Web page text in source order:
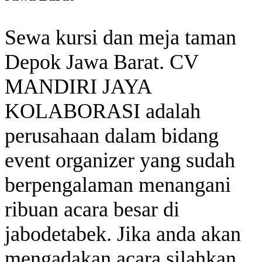
Sewa kursi dan meja taman
Depok Jawa Barat. CV
MANDIRI JAYA
KOLABORASI adalah
perusahaan dalam bidang
event organizer yang sudah
berpengalaman menangani
ribuan acara besar di
jabodetabek. Jika anda akan